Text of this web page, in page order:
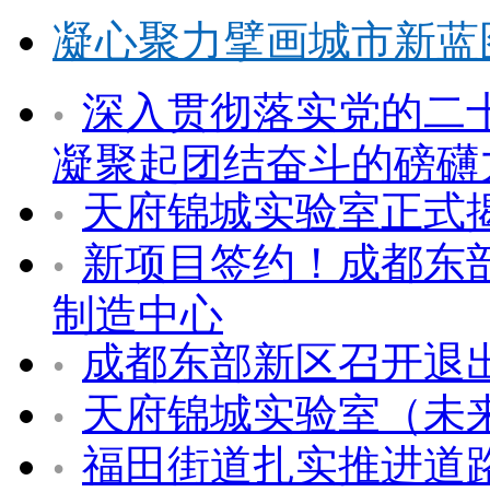
凝心聚力擘画城市新
• 深入贯彻落实党的二
凝聚起团结奋斗的磅礴
• 天府锦城实验室正式
• 新项目签约！成都东
制造中心
• 成都东部新区召开退
• 天府锦城实验室（未
• 福田街道扎实推进道